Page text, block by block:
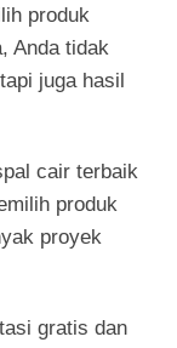
produk
Anda tidak
juga hasil
cair terbaik
produk
proyek
gratis dan